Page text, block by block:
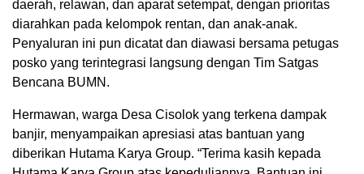
daerah, relawan, dan aparat setempat, dengan prioritas
diarahkan pada kelompok rentan, dan anak-anak.
Penyaluran ini pun dicatat dan diawasi bersama petugas
posko yang terintegrasi langsung dengan Tim Satgas
Bencana BUMN.
Hermawan, warga Desa Cisolok yang terkena dampak
banjir, menyampaikan apresiasi atas bantuan yang
diberikan Hutama Karya Group. “Terima kasih kepada